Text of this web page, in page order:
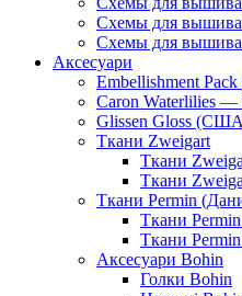
Схемы для
Схемы для
Аксесуари
Embellishment
Caron Waterlilies
Glissen Gloss
Ткани Zweigart
Ткани
Ткани
Ткани Permin
Ткани
Ткани
Аксесуари Bohin
Голки Bohin